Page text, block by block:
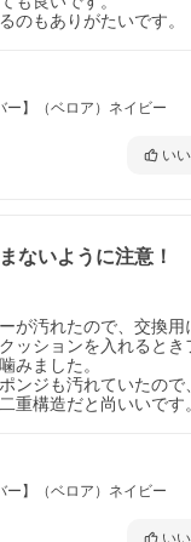
のもありがたいです。
ー】（ベロア）ネイビー
い
ないように注意！
が汚れたので、交換用
ッションを入れるとき
みました。
ンジも汚れていたので
重構造だと尚いいです。
ー】（ベロア）ネイビー